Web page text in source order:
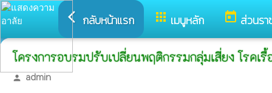
arrow_back_ios กลับหน้าแรก apps เมนูหลัก today ส่วนรา
โครงการอบรมปรับเปลี่ยนพฤติกรรมกลุ่มเสี่ยง โรคเรื้
person admin